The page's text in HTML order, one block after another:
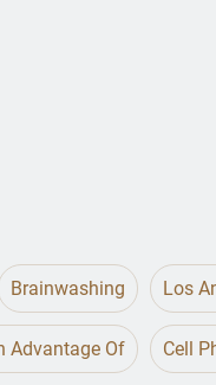
Brainwashing Los
Advantage Of Cell